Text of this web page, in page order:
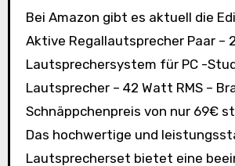
Bei Amazon gibt es aktuell die Edifier R1280T
Aktive Regallautsprecher Paar –
Lautsprechersystem für PC -
Lautsprecher – 42 Watt RMS –
Schnäppchenpreis von nur 69€
Das hochwertige und
Lautsprecherset bietet eine